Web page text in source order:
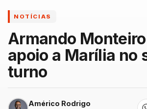
NOTÍCIAS
Armando
apoio a Marília no
turno
Américo Rodrigo